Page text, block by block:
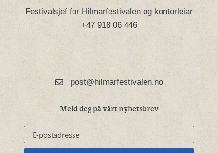
Festivalsjef for Hilmarfestivalen og kontorleiar
+47 918 06 446
post@hilmarfestivalen.no
Meld deg på vårt nyhetsbrev